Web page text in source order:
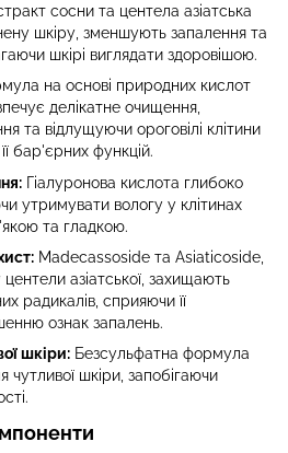
сосни та центела азіатська
шкіру, зменшують запалення та
шкірі виглядати здоровішою.
на основі природних кислот
делікатне очищення,
та відлущуючи ороговілі клітини
бар'єрних функцій.
Гіалуронова кислота глибоко
утримувати вологу у клітинах
та гладкою.
Madecassoside та Asiaticoside,
азіатської, захищають
радикалів, сприяючи її
ознак запалень.
шкіри: Безсульфатна формула
чутливої шкіри, запобігаючи